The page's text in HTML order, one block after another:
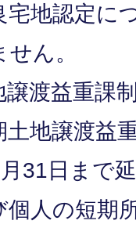
宅地認定に
ん。
渡益重課
地譲渡益
31日まで
個人の短期